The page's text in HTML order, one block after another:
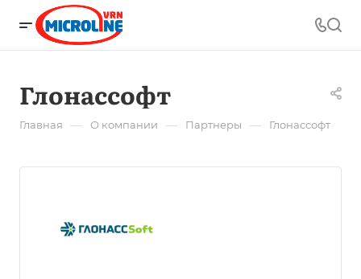
Глонассофт
Главная — О компании — Партнеры — Глонассофт